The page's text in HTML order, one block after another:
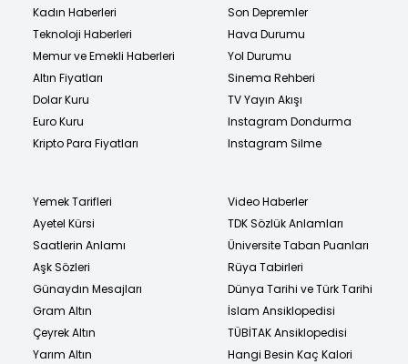
Kadın Haberleri
Teknoloji Haberleri
Memur ve Emekli Haberleri
Altın Fiyatları
Dolar Kuru
Euro Kuru
Kripto Para Fiyatları
Son Depremler
Hava Durumu
Yol Durumu
Sinema Rehberi
TV Yayın Akışı
Instagram Dondurma
Instagram Silme
Yemek Tarifleri
Ayetel Kürsi
Saatlerin Anlamı
Aşk Sözleri
Günaydın Mesajları
Gram Altın
Çeyrek Altın
Yarım Altın
Video Haberler
TDK Sözlük Anlamları
Üniversite Taban Puanları
Rüya Tabirleri
Dünya Tarihi ve Türk Tarihi
İslam Ansiklopedisi
TÜBİTAK Ansiklopedisi
Hangi Besin Kaç Kalori